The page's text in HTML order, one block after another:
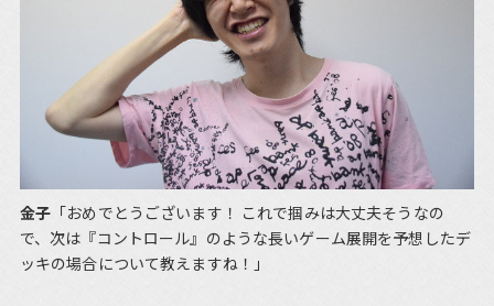
金子 「おめでとうございます！ これで掴みは大丈夫そうなの
で、次は『コントロール』のような長いゲーム展開を予想したデ
ッキの場合について教えますね！」